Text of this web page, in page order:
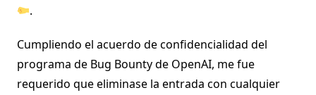
.
Cumpliendo el acuerdo de confidencialidad del
programa de Bug Bounty de OpenAI, me fue
requerido que eliminase la entrada con cualquier